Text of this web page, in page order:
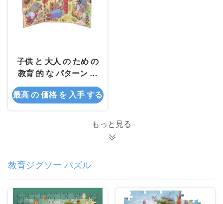
子供 と 大人 の ため の
教育 的 な パターン 付
き の 裏 の デザイン 遊
戯 カード
最高 の 価格 を 入手 する
もっと見る
教育ジグソー パズル